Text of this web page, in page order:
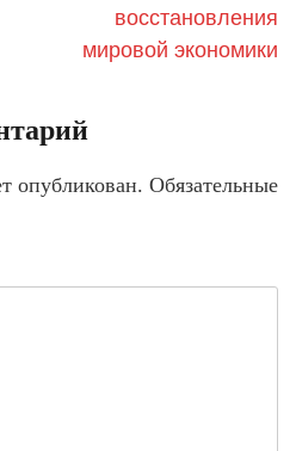
восстановления
мировой экономики
опубликован. Обязательные